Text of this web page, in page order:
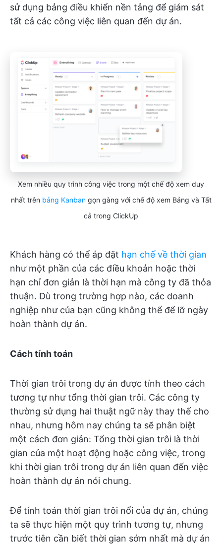
sử dụng bảng điều khiển nền tảng để giám sát
tất cả các công việc liên quan đến dự án.
Xem nhiều quy trình công việc trong một chế độ xem duy
nhất trên bảng Kanbangọn gàng với chế độ xem Bảng và Tất
cả trong ClickUp
Khách hàng có thể áp đặt hạn chế về thời gian
như một phần của các điều khoản hoặc thời
hạn chỉ đơn giản là thời hạn mà công ty đã thỏa
thuận. Dù trong trường hợp nào, các doanh
nghiệp như của bạn cũng không thể để lỡ ngày
hoàn thành dự án.
Cách tính toán
Thời gian trôi trong dự án được tính theo cách
tương tự như tổng thời gian trôi. Các công ty
thường sử dụng hai thuật ngữ này thay thế cho
nhau, nhưng hôm nay chúng ta sẽ phân biệt
một cách đơn giản: Tổng thời gian trôi là thời
gian của một hoạt động hoặc công việc, trong
khi thời gian trôi trong dự án liên quan đến việc
hoàn thành dự án nói chung.
Để tính toán thời gian trôi nổi của dự án, chúng
ta sẽ thực hiện một quy trình tương tự, nhưng
trước tiên cần biết thời gian sớm nhất mà dự án